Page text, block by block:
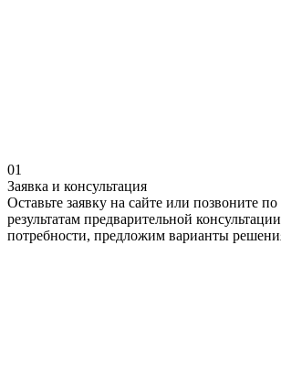
01
Заявка и консультация
Оставьте заявку на сайте или позвоните
результатам предварительной
потребности, предложим варианты